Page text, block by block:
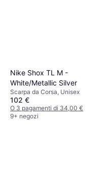
Nike Shox TL M -
White/Metallic Silver
Scarpa da Corsa, Unisex
102 €
O 3 pagamenti di 34,00 €
9+ negozi